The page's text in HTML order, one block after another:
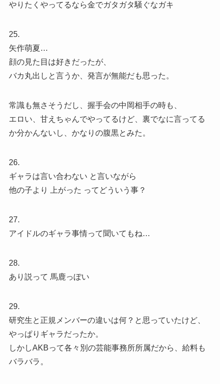
やりたくやってるなら金でガタガタ騒ぐなガキ
25.
矢作萌夏…
顔の見た目は好きだったが、
バカ丸出しと言うか、発言が無能だも思った。
常識も無さそうだし、握手会の中岡相手の時も、
エロい、甘えちゃんでやってるけど、裏でなに言ってる
か分かんないし、かなりの腹黒とみた。
26.
ギャラは言い合わない と言いながら
他の子より 上がった ってどういう事？
27.
アイドルのギャラ事情って聞いてもね…
28.
あり説って 馬鹿っぽい
29.
研究生と正規メンバーの違いは何？と思っていたけど、
やっぱりギャラだったか。
しかしAKBって各々別の芸能事務所所属だから、給料も
バラバラ。